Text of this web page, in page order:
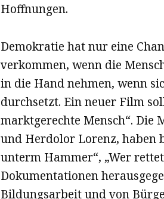
Hoffnungen.
Demokratie hat nur eine
verkommen, wenn die
in die Hand nehmen, wenn
durchsetzt. Ein neuer Film
marktgerechte Mensch“. Die
und Herdolor Lorenz, haben
unterm Hammer“, „Wer
Dokumentationen
Bildungsarbeit und von